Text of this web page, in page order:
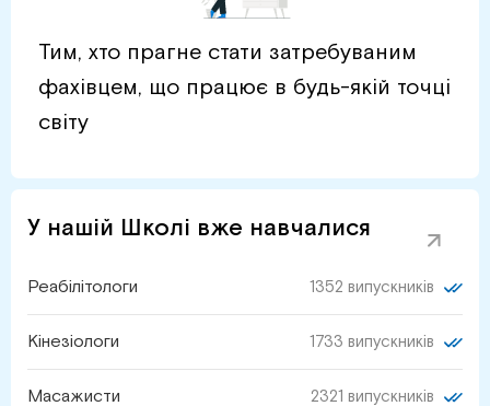
Тим, хто прагне стати затребуваним
фахівцем, що працює в будь-якій точці
світу
У нашій Школі вже навчалися
Реабілітологи 1352 випускників
Кінезіологи 1733 випускників
Масажисти 2321 випускників